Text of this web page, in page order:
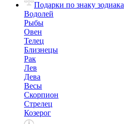
Подарки по знаку зодиака
Водолей
Рыбы
Овен
Телец
Близнецы
Рак
Лев
Дева
Весы
Скорпион
Стрелец
Козерог